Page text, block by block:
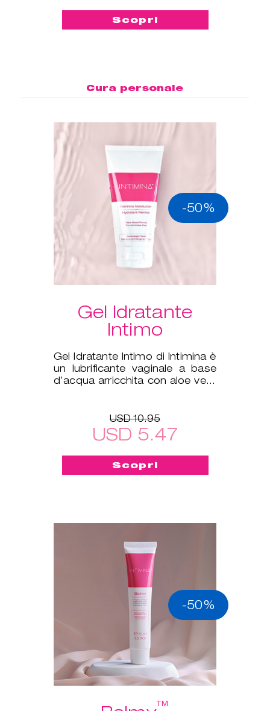
Scopri
Cura personale
-50%
Gel Idratante
Intimo
Gel Idratante Intimo di Intimina è
un lubrificante vaginale a base
d’acqua arricchita con aloe vera
USD 10.95
USD 5.47
Scopri
-50%
™